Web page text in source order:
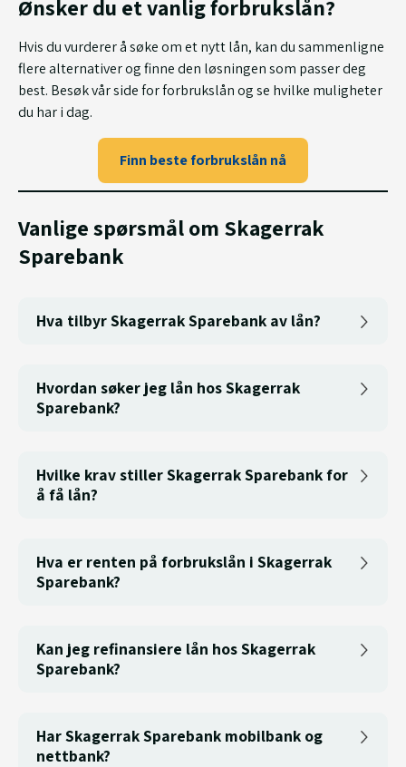
Ønsker du et vanlig forbrukslån?
Hvis du vurderer å søke om et nytt lån, kan du sammenligne
flere alternativer og finne den løsningen som passer deg
best. Besøk vår side for forbrukslån og se hvilke muligheter
du har i dag.
Finn beste forbrukslån nå
Vanlige spørsmål om Skagerrak
Sparebank
Hva tilbyr Skagerrak Sparebank av lån?
Hvordan søker jeg lån hos Skagerrak
Sparebank?
Hvilke krav stiller Skagerrak Sparebank for
å få lån?
Hva er renten på forbrukslån i Skagerrak
Sparebank?
Kan jeg refinansiere lån hos Skagerrak
Sparebank?
Har Skagerrak Sparebank mobilbank og
nettbank?